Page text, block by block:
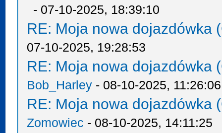
- 07-10-2025, 18:39:10
RE: Moja nowa dojazdówka
07-10-2025, 19:28:53
RE: Moja nowa dojazdówka
Bob_Harley - 08-10-2025, 11:26:06
RE: Moja nowa dojazdówka
Zomowiec - 08-10-2025, 14:11:25